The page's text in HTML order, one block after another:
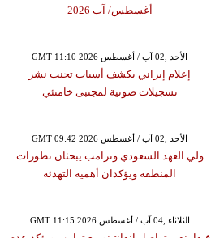
أغسطس/ آب 2026
GMT 11:10 2026 الأحد ,02 آب / أغسطس
إعلام إيراني يكشف أسباب تجنب نشر
تسجيلات صوتية لمجتبى خامنئي
GMT 09:42 2026 الأحد ,02 آب / أغسطس
ولي العهد السعودي وترامب يبحثان تطورات
المنطقة ويؤكدان أهمية التهدئة
GMT 11:15 2026 الثلاثاء ,04 آب / أغسطس